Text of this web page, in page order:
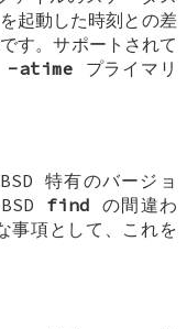
を起動した時刻との差
す。サポートされて
-atime プライマリ
特有のバージョ
find の間違わ
事項として、これを